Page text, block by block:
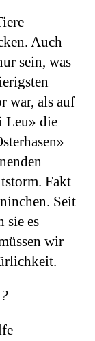
Auch
sein, was
war, als auf
Leu» die
Fakt
Seit
sie es
wir